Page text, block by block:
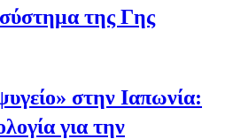
της Γης
στην Ιαπωνία:
για την